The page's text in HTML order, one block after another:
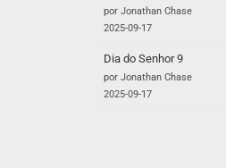
por Jonathan Chase
2025-09-17
Dia do Senhor 9
por Jonathan Chase
2025-09-17